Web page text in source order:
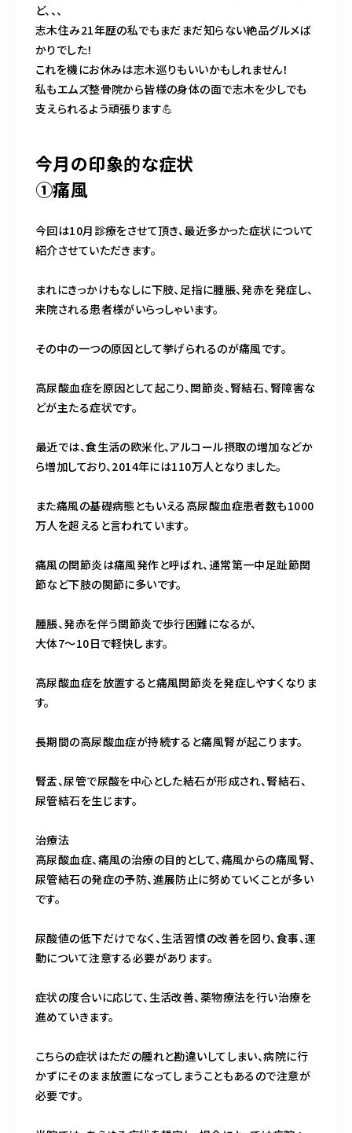
ど、、、
志木住み21年歴の私でもまだまだ知らない絶品グルメば
かりでした！
これを機にお休みは志木巡りもいいかもしれません！
私もエムズ整骨院から皆様の身体の面で志木を少しでも
支えられるよう頑張ります💪
今月の印象的な症状
①痛風
今回は10月診療をさせて頂き、最近多かった症状について
紹介させていただきます。
まれにきっかけもなしに下肢、足指に腫脹、発赤を発症し、
来院される患者様がいらっしゃいます。
その中の一つの原因として挙げられるのが痛風です。
高尿酸血症を原因として起こり、関節炎、腎結石、腎障害な
どが主たる症状です。
最近では、食生活の欧米化、アルコール摂取の増加などか
ら増加しており、2014年には110万人となりました。
また痛風の基礎病態ともいえる高尿酸血症患者数も1000
万人を超えると言われています。
痛風の関節炎は痛風発作と呼ばれ、通常第一中足趾節関
節など下肢の関節に多いです。
腫脹、発赤を伴う関節炎で歩行困難になるが、
大体7〜10日で軽快します。
高尿酸血症を放置すると痛風関節炎を発症しやすくなりま
す。
長期間の高尿酸血症が持続すると痛風腎が起こります。
腎盂、尿管で尿酸を中心とした結石が形成され、腎結石、
尿管結石を生じます。
治療法
高尿酸血症、痛風の治療の目的として、痛風からの痛風腎、
尿管結石の発症の予防、進展防止に努めていくことが多い
です。
尿酸値の低下だけでなく、生活習慣の改善を図り、食事、運
動について注意する必要があります。
症状の度合いに応じて、生活改善、薬物療法を行い治療を
進めていきます。
こちらの症状はただの腫れと勘違いしてしまい、病院に行
かずにそのまま放置になってしまうこともあるので注意が
必要です。